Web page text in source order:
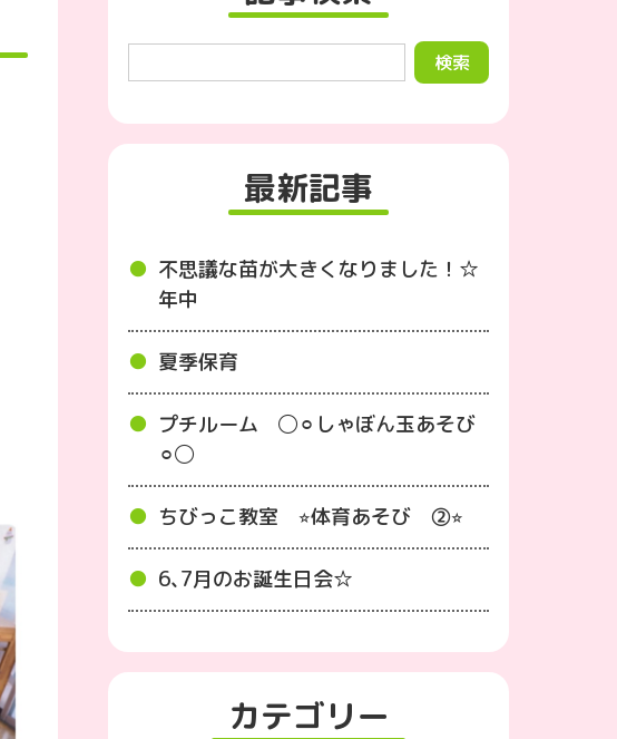
最新記事
不思議な苗が大きくなりました！☆
年中
夏季保育
プチルーム ◯⚪︎しゃぼん玉あそび
⚪︎◯
ちびっこ教室 ⭐︎体育あそび ②⭐︎
6､7月のお誕生日会☆
カテゴリー